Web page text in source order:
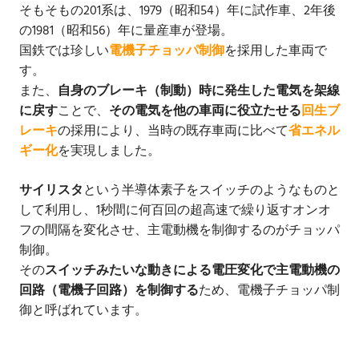
そもそもの201系は、1979（昭和54）年に試作車、2年後
の1981（昭和56）年に量産車が登場。
国鉄では珍しい電機子チョッパ制御を採用した車両で
す。
また、 自身のブレーキ（制動）時に発生した電気を架線
に戻すことで、 その電気を他の車両に役立たせる回生ブ
レーキの採用により、当時の既存車両に比べて省エネル
ギー化を実現しました。
サイリスタという半導体素子をスイッチのようなものと
して利用し、1秒間に何百回の超高速で繰り返すオンオ
フの間隔を変化させ、主電動機を制御するのがチョッパ
制御。
そのスイッチみたいな動きによる電圧変化で主電動機の
回路（電機子回路）を制御するため、電機子チョッパ制
御と呼ばれています。